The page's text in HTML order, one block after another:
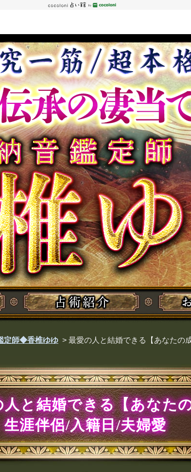
定師◆香椎ゆゆ > 最愛の人と結婚できる【あなたの
人と結婚できる【あなた
生涯伴侶/入籍日/夫婦愛